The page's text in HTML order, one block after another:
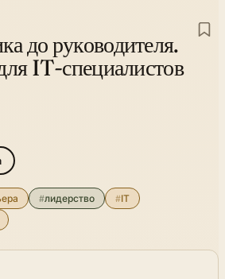
до руководителя.
IT-специалистов
#лидерство #IT